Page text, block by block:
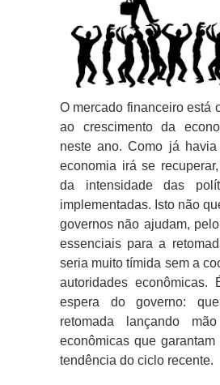
O mercado financeiro está
ao crescimento da
neste ano. Como já
economia irá se
da intensidade das
implementadas. Isto não
governos não ajudam,
essenciais para a
seria muito tímida sem a
autoridades
espera do governo:
retomada lançando
econômicas que
tendência do ciclo recente.